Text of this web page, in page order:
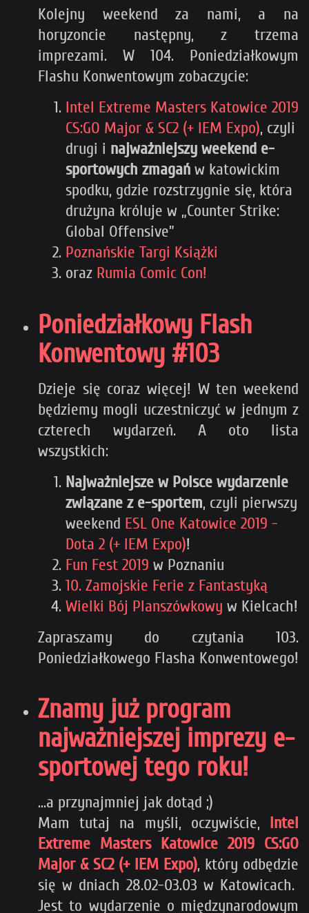
Kolejny weekend za nami, a na
horyzoncie następny, z trzema
imprezami. W 104. Poniedziałkowym
Flashu Konwentowym zobaczycie:
Intel Extreme Masters Katowice 2019
CS:GO Major & SC2 (+ IEM Expo), czyli
drugi i najważniejszy weekend e-
sportowych zmagań w katowickim
spodku, gdzie rozstrzygnie się, która
drużyna króluje w „Counter Strike:
Global Offensive”
Poznańskie Targi Książki
oraz Rumia Comic Con!
Poniedziałkowy Flash
Konwentowy #103
Dzieje się coraz więcej! W ten weekend
będziemy mogli uczestniczyć w jednym z
czterech wydarzeń. A oto lista
wszystkich:
Najważniejsze w Polsce wydarzenie
związane z e-sportem, czyli pierwszy
weekend ESL One Katowice 2019 -
Dota 2 (+ IEM Expo)!
Fun Fest 2019 w Poznaniu
10. Zamojskie Ferie z Fantastyką
Wielki Bój Planszówkowy w Kielcach!
Zapraszamy do czytania 103.
Poniedziałkowego Flasha Konwentowego!
Znamy już program
najważniejszej imprezy e-
sportowej tego roku!
...a przynajmniej jak dotąd ;)
Mam tutaj na myśli, oczywiście,
Intel
Extreme Masters Katowice 2019 CS:GO
Major & SC2 (+ IEM Expo), który odbędzie
się w dniach 28.02-03.03 w Katowicach.
Jest to wydarzenie o międzynarodowym